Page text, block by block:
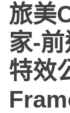
旅美
家-
特效